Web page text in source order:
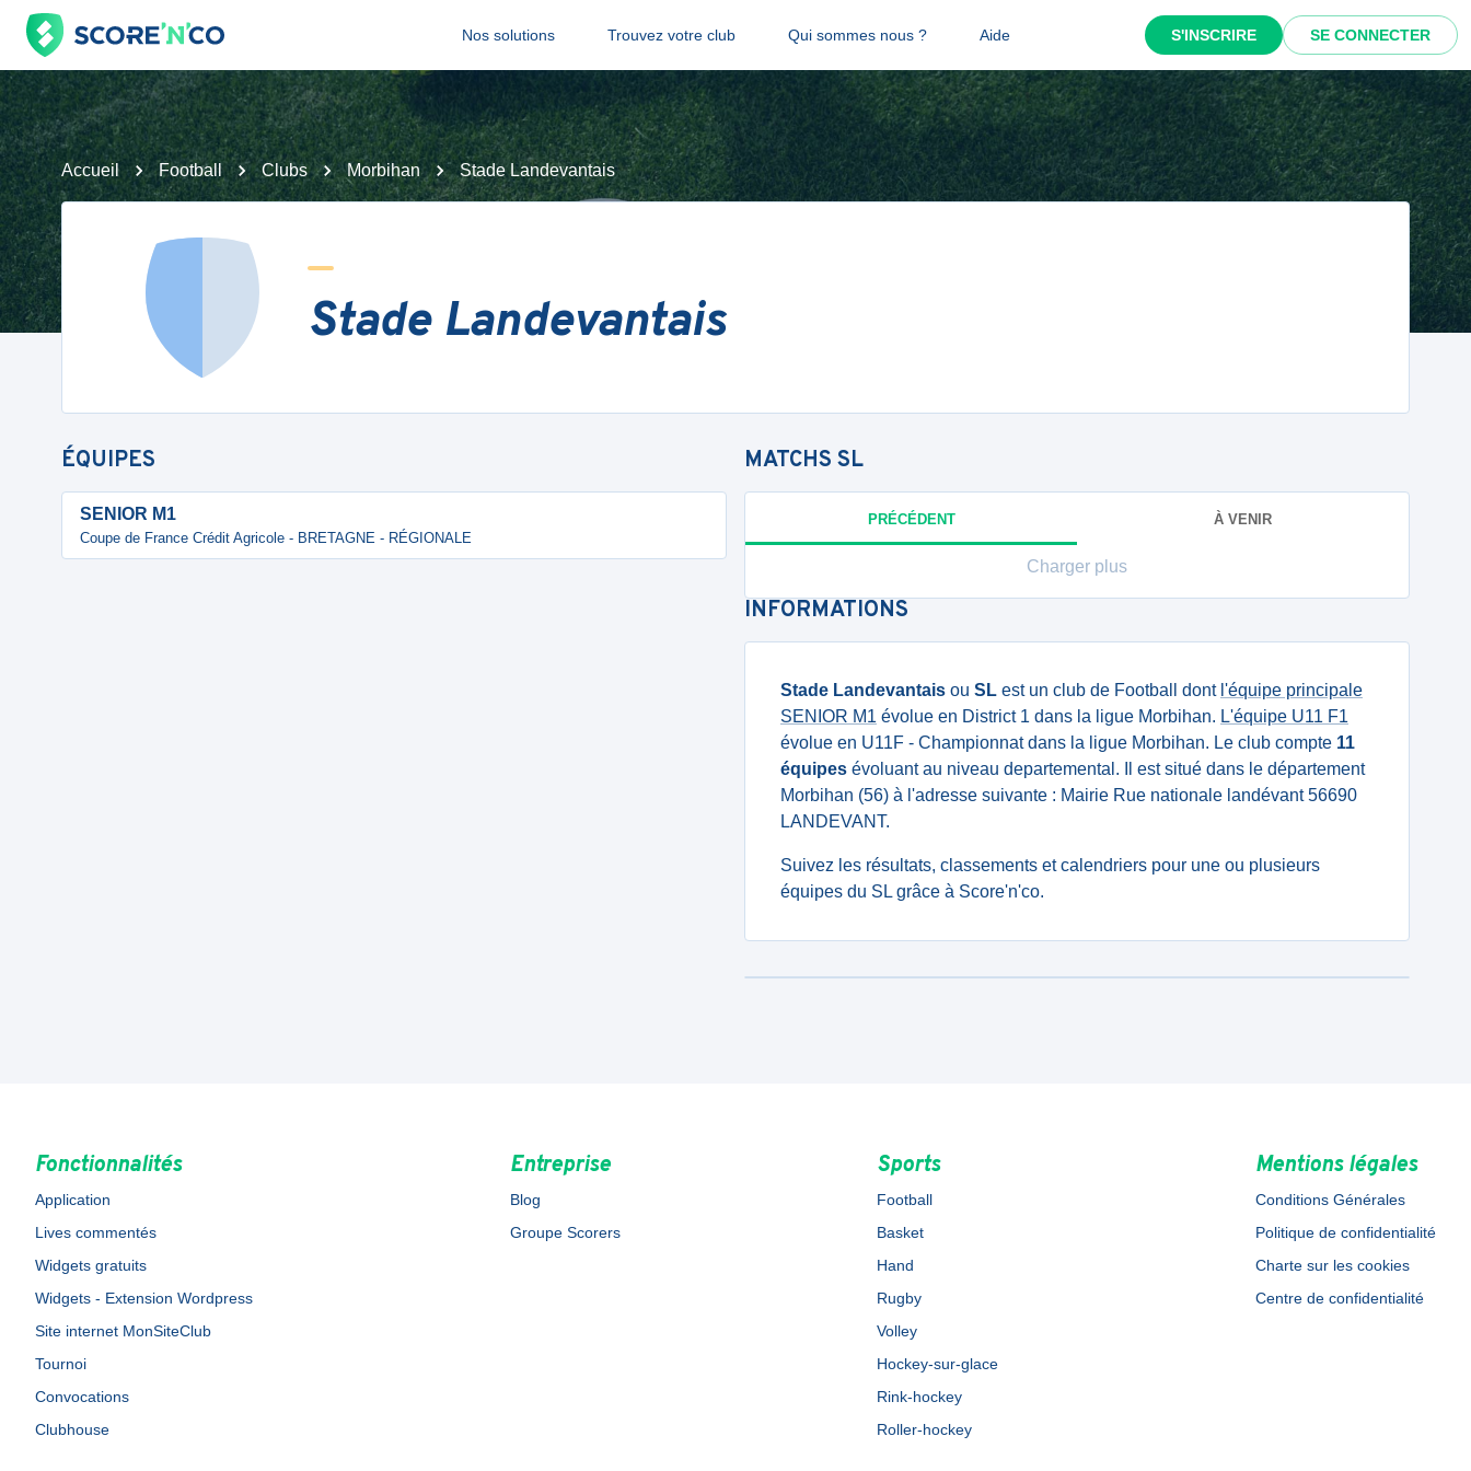
Nos solutions Trouvez votre club Qui sommes nous ? Aide S'INSCRIRE SE CONNECTER
Accueil Football Clubs Morbihan Stade Landevantais
Stade Landevantais
ÉQUIPES
SENIOR M1
Coupe de France Crédit Agricole - BRETAGNE - RÉGIONALE
MATCHS SL
PRÉCÉDENT À VENIR
Charger plus
INFORMATIONS
Stade Landevantais ou SL est un club de Football dont l'équipe principale
SENIOR M1 évolue en District 1 dans la ligue Morbihan. L'équipe U11 F1
évolue en U11F - Championnat dans la ligue Morbihan. Le club compte 11
équipes évoluant au niveau departemental. Il est situé dans le département
Morbihan (56) à l'adresse suivante : Mairie Rue nationale landévant 56690
LANDEVANT.
Suivez les résultats, classements et calendriers pour une ou plusieurs
équipes du SL grâce à Score'n'co.
Fonctionnalités
Application
Lives commentés
Widgets gratuits
Widgets - Extension Wordpress
Site internet MonSiteClub
Tournoi
Convocations
Clubhouse
Entreprise
Blog
Groupe Scorers
Sports
Football
Basket
Hand
Rugby
Volley
Hockey-sur-glace
Rink-hockey
Roller-hockey
Mentions légales
Conditions Générales
Politique de confidentialité
Charte sur les cookies
Centre de confidentialité